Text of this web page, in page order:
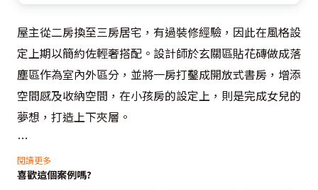
屋主從二房換至三房居宅，有過裝修經驗，因此在風格設
定上期以簡約佐輕奢搭配。設計師於玄關區貼花磚做成落
塵區作為室內外區分，並將一房打鑿成開放式書房，增添
空間感及收納空間，在小孩房的設定上，則是完成女兒的
夢想，打造上下夾層。
淡淡的米白與淺灰布藝交織
時間彷彿凝固在這片柔美的色調中
閱讀更多
喜歡這個案例嗎?